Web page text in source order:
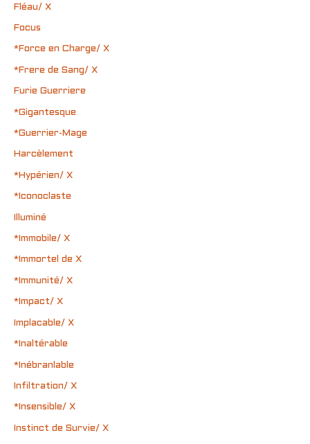
Fléau/ X
Focus
*Force en Charge/ X
*Frere de Sang/ X
Furie Guerriere
*Gigantesque
*Guerrier-Mage
Harcèlement
*Hypérien/ X
*Iconoclaste
Illuminé
*Immobile/ X
*Immortel de X
*Immunité/ X
*Impact/ X
Implacable/ X
*Inaltérable
*Inébranlable
Infiltration/ X
*Insensible/ X
Instinct de Survie/ X